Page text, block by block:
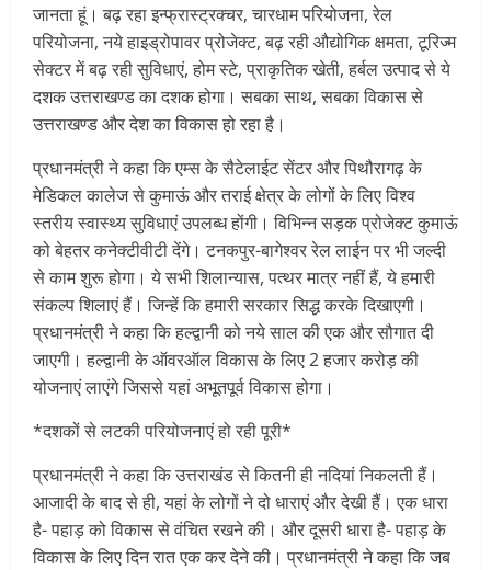
जानता हूं। बढ़ रहा इन्फ्रास्ट्रक्चर, चारधाम परियोजना, रेल
परियोजना, नये हाइड्रोपावर प्रोजेक्ट, बढ़ रही औद्योगिक क्षमता, टूरिज्म
सेक्टर में बढ़ रही सुविधाएं, होम स्टे, प्राकृतिक खेती, हर्बल उत्पाद से ये
दशक उत्तराखण्ड का दशक होगा। सबका साथ, सबका विकास से
उत्तराखण्ड और देश का विकास हो रहा है।
प्रधानमंत्री ने कहा कि एम्स के सैटेलाईट सेंटर और पिथौरागढ़ के
मेडिकल कालेज से कुमाऊं और तराई क्षेत्र के लोगों के लिए विश्व
स्तरीय स्वास्थ्य सुविधाएं उपलब्ध होंगी। विभिन्न सड़क प्रोजेक्ट कुमाऊं
को बेहतर कनेक्टीवीटी देंगे। टनकपुर-बागेश्वर रेल लाईन पर भी जल्दी
से काम शुरू होगा। ये सभी शिलान्यास, पत्थर मात्र नहीं हैं, ये हमारी
संकल्प शिलाएं हैं। जिन्हें कि हमारी सरकार सिद्ध करके दिखाएगी।
प्रधानमंत्री ने कहा कि हल्द्वानी को नये साल की एक और सौगात दी
जाएगी। हल्द्वानी के ऑवरऑल विकास के लिए 2 हजार करोड़ की
योजनाएं लाएंगे जिससे यहां अभूतपूर्व विकास होगा।
*दशकों से लटकी परियोजनाएं हो रही पूरी*
प्रधानमंत्री ने कहा कि उत्तराखंड से कितनी ही नदियां निकलती हैं।
आजादी के बाद से ही, यहां के लोगों ने दो धाराएं और देखी हैं। एक धारा
है- पहाड़ को विकास से वंचित रखने की। और दूसरी धारा है- पहाड़ के
विकास के लिए दिन रात एक कर देने की। प्रधानमंत्री ने कहा कि जब